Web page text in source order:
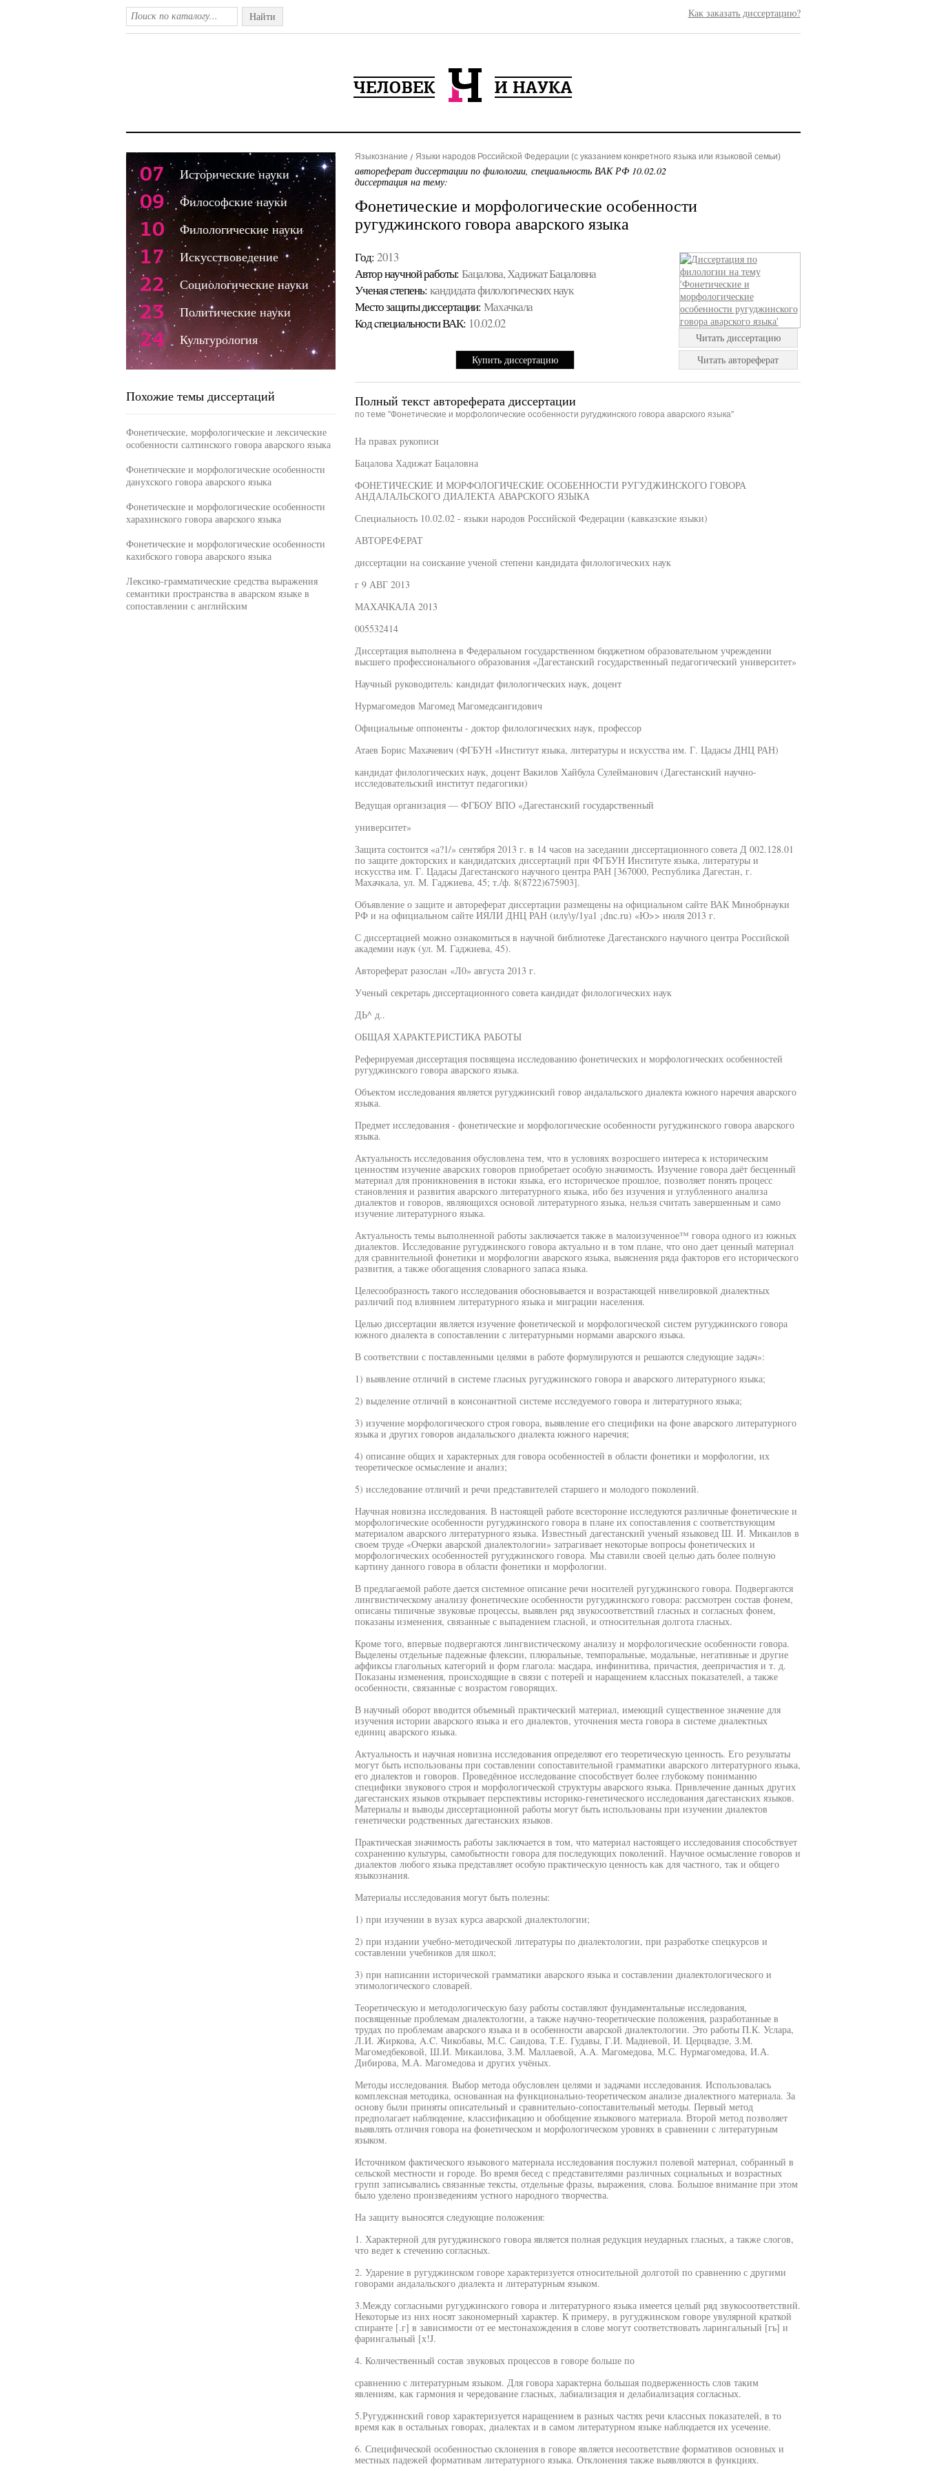
Найти Как заказать диссертацию?
Языкознание Языки народов Российской Федерации (с указанием конкретного языка или языковой семьи)
автореферат диссертации по филологии, специальность ВАК РФ 10.02.02
диссертация на тему:
Фонетические и морфологические особенности
ругуджинского говора аварского языка
Год: 2013
Автор научной работы: Бацалова, Хадижат Бацаловна
Ученая cтепень: кандидата филологических наук
Место защиты диссертации: Махачкала
Код cпециальности ВАК: 10.02.02
Купить диссертацию
Читать диссертацию
Читать автореферат
Полный текст автореферата диссертации
по теме "Фонетические и морфологические особенности ругуджинского говора аварского языка"
На правах рукописи
Бацалова Хадижат Бацаловна
ФОНЕТИЧЕСКИЕ И МОРФОЛОГИЧЕСКИЕ ОСОБЕННОСТИ РУГУДЖИНСКОГО ГОВОРА
АНДАЛАЛЬСКОГО ДИАЛЕКТА АВАРСКОГО ЯЗЫКА
Специальность 10.02.02 - языки народов Российской Федерации (кавказские языки)
АВТОРЕФЕРАТ
диссертации на соискание ученой степени кандидата филологических наук
г 9 АВГ 2013
МАХАЧКАЛА 2013
005532414
Диссертация выполнена в Федеральном государственном бюджетном образовательном учреждении
высшего профессионального образования «Дагестанский государственный педагогический университет»
Научный руководитель: кандидат филологических наук, доцент
Нурмагомедов Магомед Магомедсаигидович
Официальные оппоненты - доктор филологических наук, профессор
Атаев Борис Махачевич (ФГБУН «Институт языка, литературы и искусства им. Г. Цадасы ДНЦ РАН)
кандидат филологических наук, доцент Вакилов Хайбула Сулейманович (Дагестанский научно-
исследовательский институт педагогики)
Ведущая организация — ФГБОУ ВПО «Дагестанский государственный
университет»
Защита состоится «а?1/» сентября 2013 г. в 14 часов на заседании диссертационного совета Д 002.128.01
по защите докторских и кандидатских диссертаций при ФГБУН Институте языка, литературы и
искусства им. Г. Цадасы Дагестанского научного центра РАН [367000, Республика Дагестан, г.
Махачкала, ул. М. Гаджиева, 45; т./ф. 8(8722)675903].
Объявление о защите и автореферат диссертации размещены на официальном сайте ВАК Минобрнауки
РФ и на официальном сайте ИЯЛИ ДНЦ РАН (илу\у/1уа1 ¡dnc.ru) «Ю>> июля 2013 г.
С диссертацией можно ознакомиться в научной библиотеке Дагестанского научного центра Российской
академии наук (ул. М. Гаджиева, 45).
Автореферат разослан «Л0» августа 2013 г.
Ученый секретарь диссертационного совета кандидат филологических наук
ДЬ^ д..
ОБЩАЯ ХАРАКТЕРИСТИКА РАБОТЫ
Реферируемая диссертация посвящена исследованию фонетических и морфологических особенностей
ругуджинского говора аварского языка.
Объектом исследования является ругуджинский говор андалальского диалекта южного наречия аварского
языка.
Предмет исследования - фонетические и морфологические особенности ругуджинского говора аварского
языка.
Актуальность исследования обусловлена тем, что в условиях возросшего интереса к историческим
ценностям изучение аварских говоров приобретает особую значимость. Изучение говора даёт бесценный
материал для проникновения в истоки языка, его историческое прошлое, позволяет понять процесс
становления и развития аварского литературного языка, ибо без изучения и углубленного анализа
диалектов и говоров, являющихся основой литературного языка, нельзя считать завершенным и само
изучение литературного языка.
Актуальность темы выполненной работы заключается также в малоизученное™ говора одного из южных
диалектов. Исследование ругуджинского говора актуально и в том плане, что оно дает ценный материал
для сравнительной фонетики и морфологии аварского языка, выяснения ряда факторов его исторического
развития, а также обогащения словарного запаса языка.
Целесообразность такого исследования обосновывается и возрастающей нивелировкой диалектных
различий под влиянием литературного языка и миграции населения.
Целью диссертации является изучение фонетической и морфологической систем ругуджинского говора
южного диалекта в сопоставлении с литературными нормами аварского языка.
В соответствии с поставленными целями в работе формулируются и решаются следующие задач»:
1) выявление отличий в системе гласных ругуджинского говора и аварского литературного языка;
2) выделение отличий в консонантной системе исследуемого говора и литературного языка;
3) изучение морфологического строя говора, выявление его специфики на фоне аварского литературного
языка и других говоров андалальского диалекта южного наречия;
4) описание общих и характерных для говора особенностей в области фонетики и морфологии, их
теоретическое осмысление и анализ;
5) исследование отличий и речи представителей старшего и молодого поколений.
Научная новизна исследования. В настоящей работе всесторонне исследуются различные фонетические и
морфологические особенности ругуджинского говора в плане их сопоставления с соответствующим
материалом аварского литературного языка. Известный дагестанский ученый языковед Ш. И. Микаилов в
своем труде «Очерки аварской диалектологии» затрагивает некоторые вопросы фонетических и
морфологических особенностей ругуджинского говора. Мы ставили своей целью дать более полную
картину данного говора в области фонетики и морфологии.
В предлагаемой работе дается системное описание речи носителей ругуджинского говора. Подвергаются
лингвистическому анализу фонетические особенности ругуджинского говора: рассмотрен состав фонем,
описаны типичные звуковые процессы, выявлен ряд звукосоответствий гласных и согласных фонем,
показаны изменения, связанные с выпадением гласной, и относительная долгота гласных.
Кроме того, впервые подвергаются лингвистическому анализу и морфологические особенности говора.
Выделены отдельные падежные флексии, плюральные, темпоральные, модальные, негативные и другие
аффиксы глагольных категорий и форм глагола: масдара, инфинитива, причастия, деепричастия и т. д.
Показаны изменения, происходящие в связи с потерей и наращением классных показателей, а также
особенности, связанные с возрастом говорящих.
В научный оборот вводится объемный практический материал, имеющий существенное значение для
изучения истории аварского языка и его диалектов, уточнения места говора в системе диалектных
единиц аварского языка.
Актуальность и научная новизна исследования определяют его теоретическую ценность. Его результаты
могут быть использованы при составлении сопоставительной грамматики аварского литературного языка,
его диалектов и говоров. Проведённое исследование способствует более глубокому пониманию
специфики звукового строя и морфологической структуры аварского языка. Привлечение данных других
дагестанских языков открывает перспективы историко-генетического исследования дагестанских языков.
Материалы и выводы диссертационной работы могут быть использованы при изучении диалектов
генетически родственных дагестанских языков.
Практическая значимость работы заключается в том, что материал настоящего исследования способствует
сохранению культуры, самобытности говора для последующих поколений. Научное осмысление говоров и
диалектов любого языка представляет особую практическую ценность как для частного, так и общего
языкознания.
Материалы исследования могут быть полезны:
1) при изучении в вузах курса аварской диалектологии;
2) при издании учебно-методической литературы по диалектологии, при разработке спецкурсов и
составлении учебников для школ;
3) при написании исторической грамматики аварского языка и составлении диалектологического и
этимологического словарей.
Теоретическую и методологическую базу работы составляют фундаментальные исследования,
посвященные проблемам диалектологии, а также научно-теоретические положения, разработанные в
трудах по проблемам аварского языка и в особенности аварской диалектологии. Это работы П.К. Услара,
Л.И. Жиркова, A.C. Чикобавы, М.С. Саидова, Т.Е. Гудавы, Г.И. Мадиевой, И. Церцвадзе, З.М.
Магомедбековой, Ш.И. Микаилова, З.М. Маллаевой, A.A. Магомедова, М.С. Нурмагомедова, И.А.
Дибирова, М.А. Магомедова и других учёных.
Методы исследования. Выбор метода обусловлен целями и задачами исследования. Использовалась
комплексная методика, основанная на функционально-теоретическом анализе диалектного материала. За
основу были приняты описательный и сравнительно-сопоставительный методы. Первый метод
предполагает наблюдение, классификацию и обобщение языкового материала. Второй метод позволяет
выявлять отличия говора на фонетическом и морфологическом уровнях в сравнении с литературным
языком.
Источником фактического языкового материала исследования послужил полевой материал, собранный в
сельской местности и городе. Во время бесед с представителями различных социальных и возрастных
групп записывались связанные тексты, отдельные фразы, выражения, слова. Большое внимание при этом
было уделено произведениям устного народного творчества.
На защиту выносятся следующие положения:
1. Характерной для ругуджинского говора является полная редукция неударных гласных, а также слогов,
что ведет к стечению согласных.
2. Ударение в ругуджинском говоре характеризуется относительной долготой по сравнению с другими
говорами андалальского диалекта и литературным языком.
3.Между согласными ругуджинского говора и литературного языка имеется целый ряд звукосоответствий.
Некоторые из них носят закономерный характер. К примеру, в ругуджинском говоре увулярной краткой
спиранте [.г] в зависимости от ее местонахождения в слове могут соответствовать ларингальный [гь] и
фарингальный [х!J.
4. Количественный состав звуковых процессов в говоре больше по
сравнению с литературным языком. Для говора характерна большая подверженность слов таким
явлениям, как гармония и чередование гласных, лабиализация и делабиализация согласных.
5.Ругуджинский говор характеризуется наращением в разных частях речи классных показателей, в то
время как в остальных говорах, диалектах и в самом литературном языке наблюдается их усечение.
6. Специфической особенностью склонения в говоре является несоответствие формативов основных и
местных падежей формативам литературного языка. Отклонения также выявляются в функциях.
07 Исторические науки
09 Философские науки
10 Филологические науки
17 Искусствоведение
22 Социологические науки
23 Политические науки
24 Культурология
Похожие темы диссертаций
Фонетические, морфологические и лексические
особенности салтинского говора аварского языка
Фонетические и морфологические особенности
данухского говора аварского языка
Фонетические и морфологические особенности
харахинского говора аварского языка
Фонетические и морфологические особенности
кахибского говора аварского языка
Лексико-грамматические средства выражения
семантики пространства в аварском языке в
сопоставлении с английским